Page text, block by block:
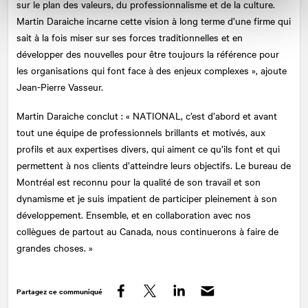
sur le plan des valeurs, du professionnalisme et de la culture.
Martin Daraiche incarne cette vision à long terme d’une firme qui
sait à la fois miser sur ses forces traditionnelles et en
développer des nouvelles pour être toujours la référence pour
les organisations qui font face à des enjeux complexes », ajoute
Jean-Pierre Vasseur.
Martin Daraiche conclut : « NATIONAL , c’est d’abord et avant
tout une équipe de professionnels brillants et motivés, aux
profils et aux expertises divers, qui aiment ce qu’ils font et qui
permettent à nos clients d’atteindre leurs objectifs. Le bureau de
Montréal est reconnu pour la qualité de son travail et son
dynamisme et je suis impatient de participer pleinement à son
développement. Ensemble, et en collaboration avec nos
collègues de partout au Canada, nous continuerons à faire de
grandes choses. »
Partagez ce communiqué